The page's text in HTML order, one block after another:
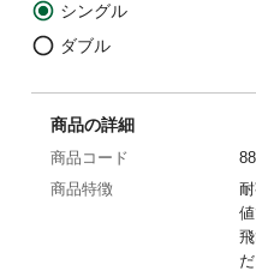
シングル
ダブル
商品の詳細
商品コード
商品特徴